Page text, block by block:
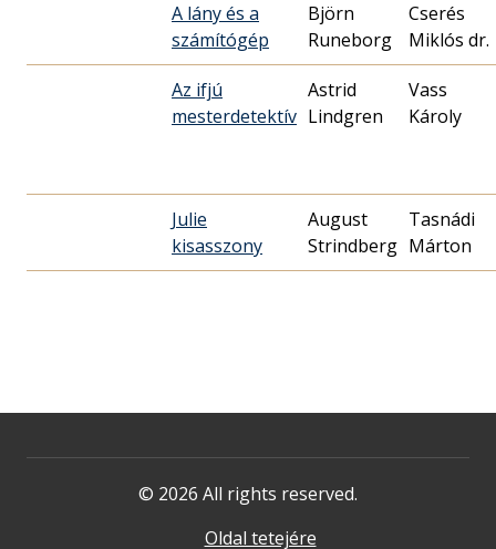
A lány és a
számítógép
Björn
Runeborg
Cserés
Miklós dr.
Az ifjú
mesterdetektív
Astrid
Lindgren
Vass
Károly
Julie
kisasszony
August
Strindberg
Tasnádi
Márton
© 2026 All rights reserved.
Oldal tetejére